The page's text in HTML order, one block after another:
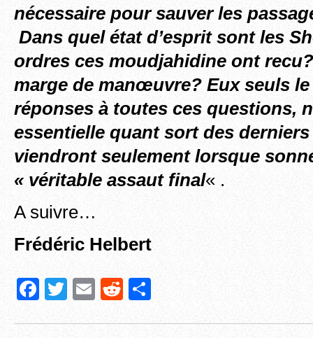
nécessaire pour sauver les
Dans quel état d’esprit sont les
ordres ces moudjahidine ont recu?
marge de manœuvre? Eux seuls
réponses à toutes ces questions,
essentielle quant sort des
viendront seulement lorsque
« véritable assaut final« .
A suivre…
Frédéric Helbert
F
T
E
R